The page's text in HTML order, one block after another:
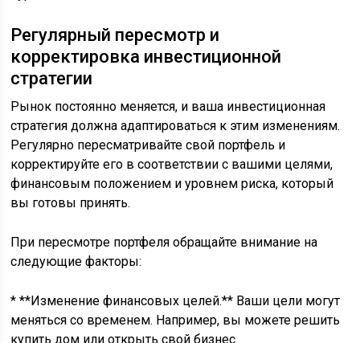
Регулярный пересмотр и
корректировка инвестиционной
стратегии
Рынок постоянно меняется, и ваша инвестиционная
стратегия должна адаптироваться к этим изменениям.
Регулярно пересматривайте свой портфель и
корректируйте его в соответствии с вашими целями,
финансовым положением и уровнем риска, который
вы готовы принять.
При пересмотре портфеля обращайте внимание на
следующие факторы:
* **Изменение финансовых целей.** Ваши цели могут
меняться со временем. Например, вы можете решить
купить дом или открыть свой бизнес.